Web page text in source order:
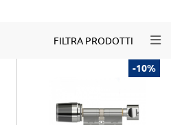
FILTRA PRODOTTI
-10%